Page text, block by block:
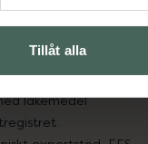
Tillåt alla
in gammal medicin
läkemedel